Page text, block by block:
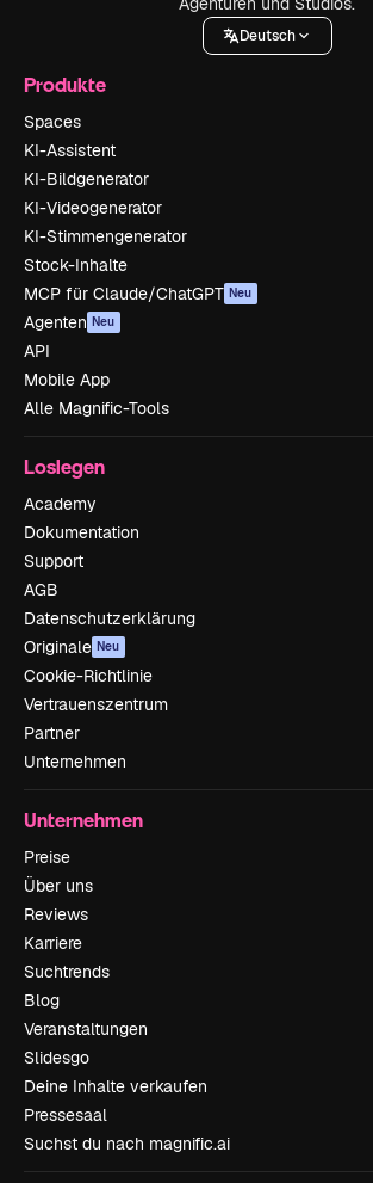
Deutsch
Produkte
Spaces
KI-Assistent
KI-Bildgenerator
KI-Videogenerator
KI-Stimmengenerator
Stock-Inhalte
MCP für Claude/ChatGPT Neu
Agenten Neu
API
Mobile App
Alle Magnific-Tools
Loslegen
Academy
Dokumentation
Support
AGB
Datenschutzerklärung
Originale Neu
Cookie-Richtlinie
Vertrauenszentrum
Partner
Unternehmen
Unternehmen
Preise
Über uns
Reviews
Karriere
Suchtrends
Blog
Veranstaltungen
Slidesgo
Deine Inhalte verkaufen
Pressesaal
Suchst du nach magnific.ai